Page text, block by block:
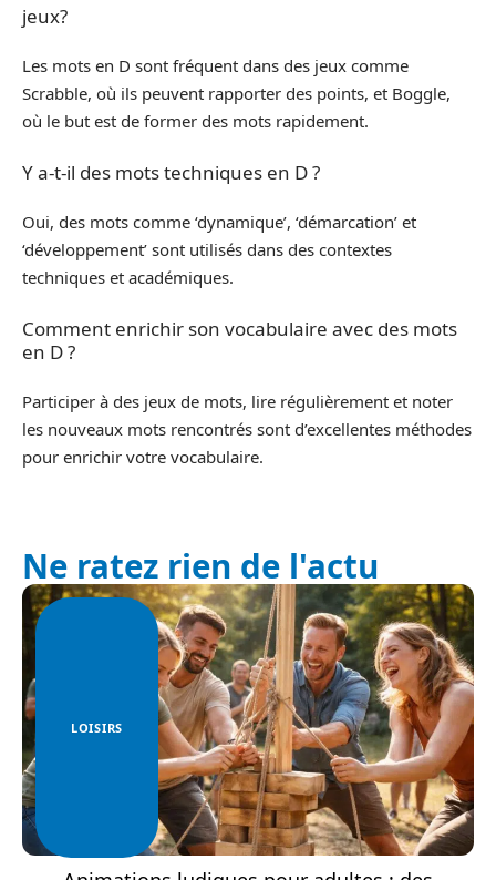
jeux?
Les mots en D sont fréquent dans des jeux comme
Scrabble, où ils peuvent rapporter des points, et Boggle,
où le but est de former des mots rapidement.
Y a-t-il des mots techniques en D ?
Oui, des mots comme ‘dynamique’, ‘démarcation’ et
‘développement’ sont utilisés dans des contextes
techniques et académiques.
Comment enrichir son vocabulaire avec des mots
en D ?
Participer à des jeux de mots, lire régulièrement et noter
les nouveaux mots rencontrés sont d’excellentes méthodes
pour enrichir votre vocabulaire.
Ne ratez rien de l'actu
LOISIRS